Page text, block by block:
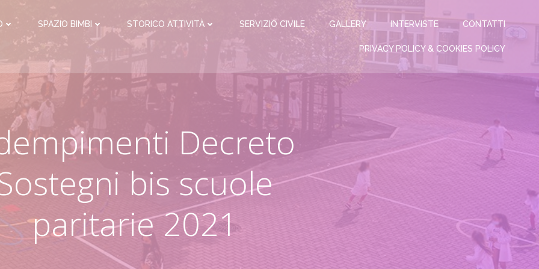
SPAZIO BIMBI STORICO ATTIVITÀ SERVIZIO CIVILE GALLERY INTERVISTE CONTATTI
PRIVACY POLICY & COOKIES POLICY
Decreto
bis scuole
paritarie 2021